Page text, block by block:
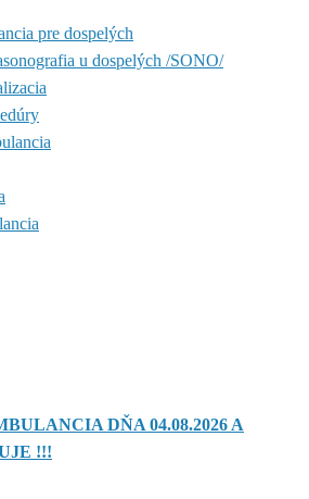
pre dospelých
u dospelých /SONO/
DŇA 04.08.2026 A
!!!